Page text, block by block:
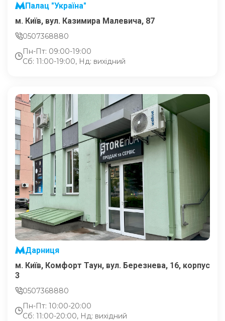
Палац "Україна"
м. Київ, вул. Казимира Малевича, 87
0507368880
Пн-Пт: 09:00-19:00
Сб: 11:00-19:00, Нд: вихідний
Дарниця
м. Київ, Комфорт Таун, вул. Березнева, 16, корпус
3
0507368880
Пн-Пт: 10:00-20:00
Сб: 11:00-20:00, Нд: вихідний